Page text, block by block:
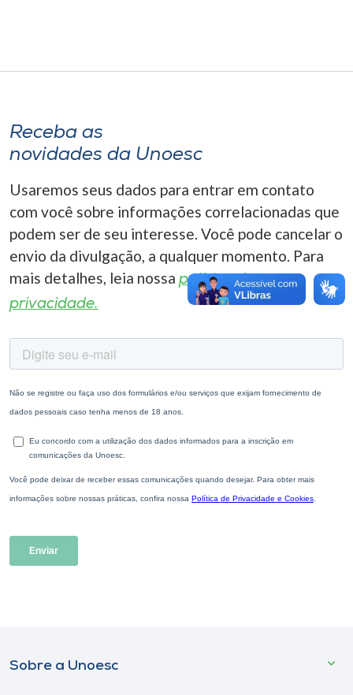
Selecione
o idioma
A+
Receba as
novidades da Unoesc
Usaremos seus dados para entrar em contato
com você sobre informações correlacionadas que
podem ser de seu interesse. Você pode cancelar o
envio da divulgação, a qualquer momento. Para
mais detalhes, leia nossa política de
privacidade.
Sobre a Unoesc